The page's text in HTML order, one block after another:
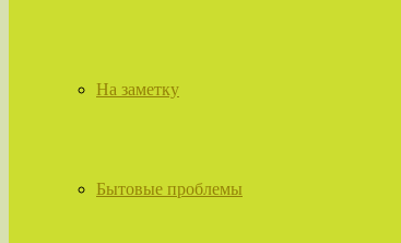
На заметку
Бытовые проблемы